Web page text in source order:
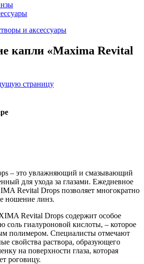
и аксессуары
капли «Maxima Revital
страницу
– это увлажняющий и смазывающий
для ухода за глазами. Ежедневное
Revital Drops позволяет многократно
ношение линз.
Revital Drops содержит особое
соль гиалуроновой кислоты, – которое
полимером. Специалисты отмечают
свойства раствора, образующего
на поверхности глаза, которая
роговицу.